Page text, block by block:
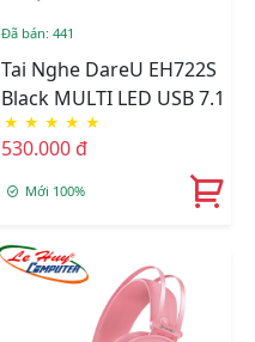
Đã bán: 441
Tai Nghe DareU EH722S
Black MULTI LED USB 7.1
★ ★ ★ ★ ★
530.000 đ
Mới 100%